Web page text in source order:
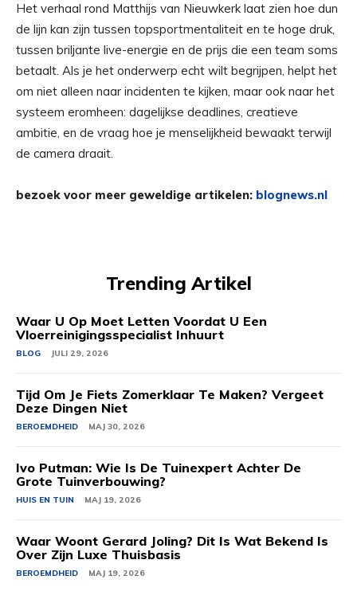
Het verhaal rond Matthijs van Nieuwkerk laat zien hoe dun
de lijn kan zijn tussen topsportmentaliteit en te hoge druk,
tussen briljante live-energie en de prijs die een team soms
betaalt. Als je het onderwerp echt wilt begrijpen, helpt het
om niet alleen naar incidenten te kijken, maar ook naar het
systeem eromheen: dagelijkse deadlines, creatieve
ambitie, en de vraag hoe je menselijkheid bewaakt terwijl
de camera draait.
bezoek voor meer geweldige artikelen: blognews.nl
Trending Artikel
Waar U Op Moet Letten Voordat U Een
Vloerreinigingsspecialist Inhuurt
BLOG JULI 29, 2026
Tijd Om Je Fiets Zomerklaar Te Maken? Vergeet
Deze Dingen Niet
BEROEMDHEID MAJ 30, 2026
Ivo Putman: Wie Is De Tuinexpert Achter De
Grote Tuinverbouwing?
HUIS EN TUIN MAJ 19, 2026
Waar Woont Gerard Joling? Dit Is Wat Bekend Is
Over Zijn Luxe Thuisbasis
BEROEMDHEID MAJ 19, 2026